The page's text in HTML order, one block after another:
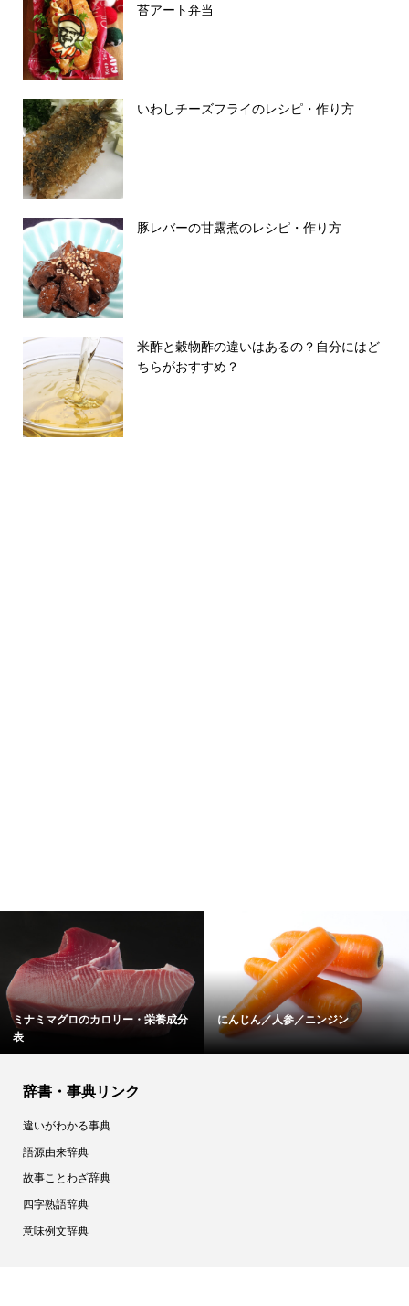
苔アート弁当
いわしチーズフライのレシピ・作り方
豚レバーの甘露煮のレシピ・作り方
米酢と穀物酢の違いはあるの？自分にはど
ちらがおすすめ？
にんじん／人参／ニンジン 魚肉ソーセージのカロリー・栄養
辞書・事典リンク
違いがわかる事典
語源由来辞典
故事ことわざ辞典
四字熟語辞典
意味例文辞典